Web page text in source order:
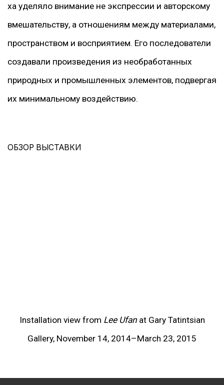
ха уделяло внимание не экспрессии и авторскому
вмешательству, а отношениям между материалами,
пространством и восприятием. Его последователи
создавали произведения из необработанных
природных и промышленных элементов, подвергая
их минимальному воздействию.
ОБЗОР ВЫСТАВКИ
Installation view from Lee Ufanat Gary Tatintsian
Gallery, November 14, 2014–March 23, 2015